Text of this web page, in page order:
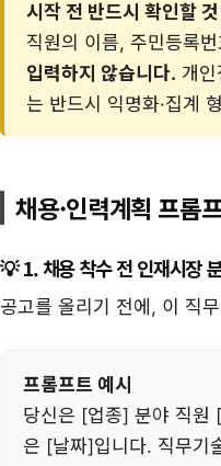
시작 전 반드시 확인할 것
직원의 이름, 주민등록
입력하지 않습니다. 개
는 반드시 익명화·집계
채용·인력계획 프롬
1. 채용 착수 전 인재시장
공고를 올리기 전에, 이 직
프롬프트 예시
당신은 [업종] 분야 직원
은 [날짜]입니다. 직무기